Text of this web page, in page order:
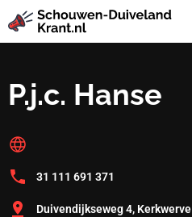
P.j.c. Hanse
31 111 691 371
Duivendijkseweg 4, Kerkwerve